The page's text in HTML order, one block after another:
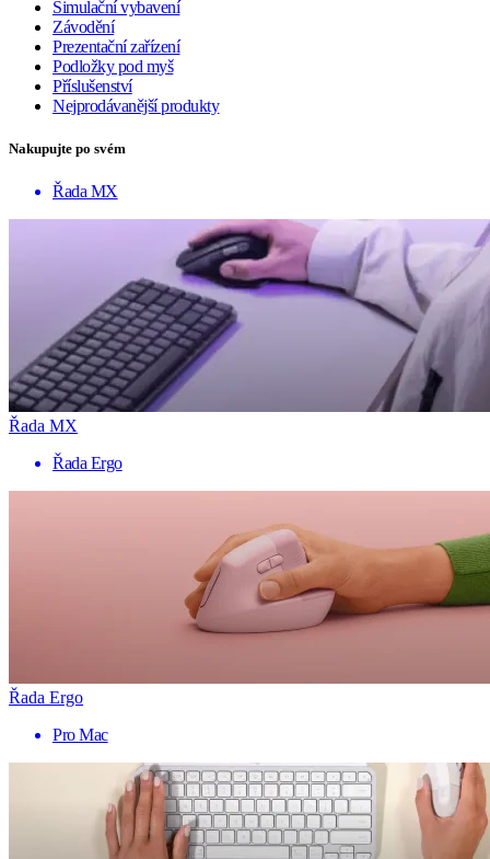
Simulační vybavení
Závodění
Prezentační zařízení
Podložky pod myš
Příslušenství
Nejprodávanější produkty
Nakupujte po svém
Řada MX
Řada MX
Řada Ergo
Řada Ergo
Pro Mac